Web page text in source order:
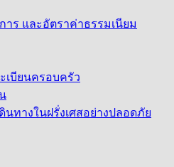
าร และอัตราค่าธรรมเนียม
เบียนครอบครัว
ทางในฝรั่งเศสอย่างปลอดภัย